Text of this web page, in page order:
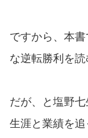
ですから、本
な逆転勝利を読
だが、と塩野
生涯と業績を